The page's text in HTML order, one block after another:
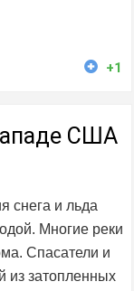
+1
США
снега и льда
Многие реки
Спасатели и
из затопленных